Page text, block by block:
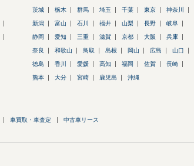
茨城 栃木 群馬 埼玉 千葉 東京 神奈川
新潟 富山 石川 福井 山梨 長野 岐阜
静岡 愛知 三重 滋賀 京都 大阪 兵庫
奈良 和歌山 鳥取 島根 岡山 広島 山口
徳島 香川 愛媛 高知 福岡 佐賀 長崎
熊本 大分 宮崎 鹿児島 沖縄
車買取・車査定 中古車リース